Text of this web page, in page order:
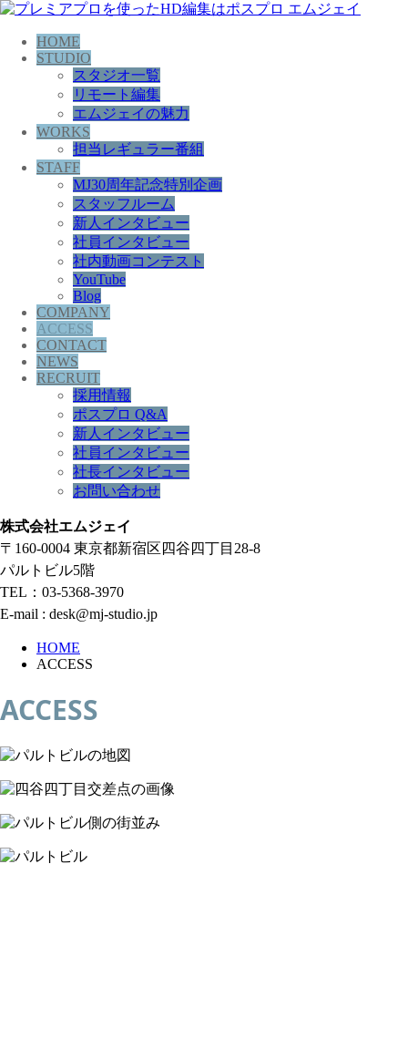
HOME
STUDIO
スタジオ一覧
リモート編集
エムジェイの魅力
WORKS
担当レギュラー番組
STAFF
MJ30周年記念特別企画
スタッフルーム
新人インタビュー
社員インタビュー
社内動画コンテスト
YouTube
Blog
COMPANY
ACCESS
CONTACT
NEWS
RECRUIT
採用情報
ポスプロ Q&A
新人インタビュー
社員インタビュー
社長インタビュー
お問い合わせ
株式会社エムジェイ
〒160-0004 東京都新宿区四谷四丁目28-8
パルトビル5階
TEL：03-5368-3970
E-mail : desk@mj-studio.jp
HOME
ACCESS
ACCESS